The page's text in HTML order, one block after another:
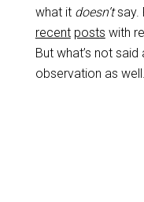
what it doesn’tsay.
recent posts with
But what’s not
observation as